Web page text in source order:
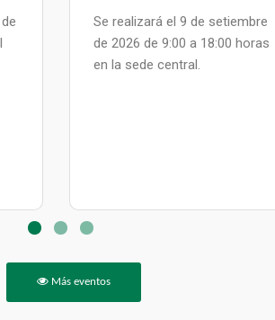
Se desarrollará los días 28 y
29 de 2026 en el Campus Luisi
Janicki.
Más eventos